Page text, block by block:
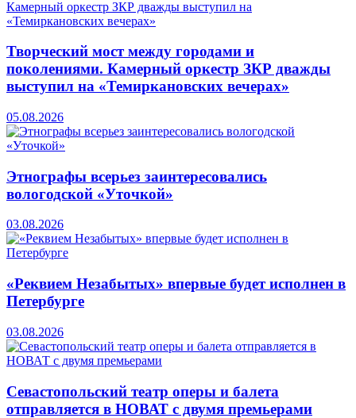
Творческий мост между городами и
поколениями. Камерный оркестр ЗКР дважды
выступил на «Темиркановских вечерах»
05.08.2026
Этнографы всерьез заинтересовались
вологодской «Уточкой»
03.08.2026
«Реквием Незабытых» впервые будет исполнен в
Петербурге
03.08.2026
Севастопольский театр оперы и балета
отправляется в НОВАТ с двумя премьерами